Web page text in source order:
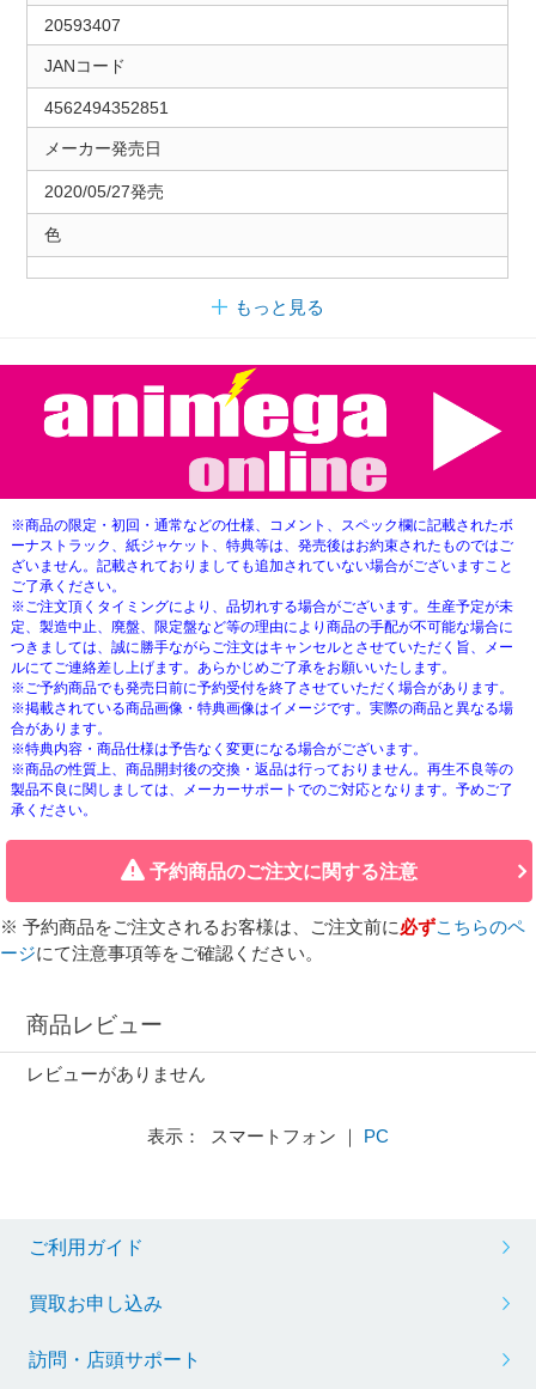
20593407
JANコード
4562494352851
メーカー発売日
2020/05/27発売
色
もっと見る
※商品の限定・初回・通常などの仕様、コメント、スペック欄に記載されたボ
ーナストラック、紙ジャケット、特典等は、発売後はお約束されたものではご
ざいません。記載されておりましても追加されていない場合がございますこと
ご了承ください。
※ご注文頂くタイミングにより、品切れする場合がございます。生産予定が未
定、製造中止、廃盤、限定盤など等の理由により商品の手配が不可能な場合に
つきましては、誠に勝手ながらご注文はキャンセルとさせていただく旨、メー
ルにてご連絡差し上げます。あらかじめご了承をお願いいたします。
※ご予約商品でも発売日前に予約受付を終了させていただく場合があります。
※掲載されている商品画像・特典画像はイメージです。実際の商品と異なる場
合があります。
※特典内容・商品仕様は予告なく変更になる場合がございます。
※商品の性質上、商品開封後の交換・返品は行っておりません。再生不良等の
製品不良に関しましては、メーカーサポートでのご対応となります。予めご了
承ください。
予約商品のご注文に関する注意
※ 予約商品をご注文されるお客様は、ご注文前に必ずこちらのペ
ージにて注意事項等をご確認ください。
商品レビュー
レビューがありません
表示： スマートフォン ｜ PC
ご利用ガイド
買取お申し込み
訪問・店頭サポート